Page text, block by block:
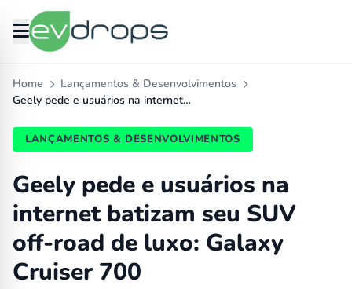
Home
Lançamentos & Desenvolvimentos
Geely pede e usuários na internet…
LANÇAMENTOS & DESENVOLVIMENTOS
Geely pede e usuários na
internet batizam seu SUV
off-road de luxo: Galaxy
Cruiser 700